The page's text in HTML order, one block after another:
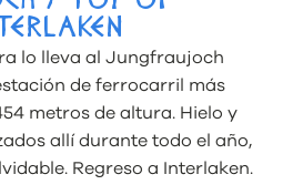
lo lleva al Jungfraujoch
de ferrocarril más
metros de altura. Hielo y
allí durante todo el año,
Regreso a Interlaken.